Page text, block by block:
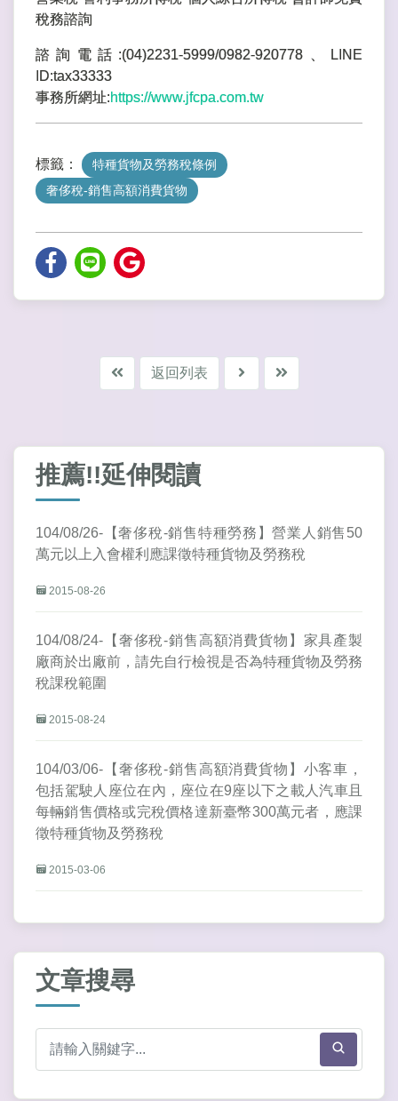
稅務諮詢
諮詢電話:(04)2231-5999/0982-920778、LINE
ID:tax33333
事務所網址:https://www.jfcpa.com.tw
標籤：
特種貨物及勞務稅條例
奢侈稅-銷售高額消費貨物
返回列表
推薦!!延伸閱讀
104/08/26-【奢侈稅-銷售特種勞務】營業人銷售50
萬元以上入會權利應課徵特種貨物及勞務稅
2015-08-26
104/08/24-【奢侈稅-銷售高額消費貨物】家具產製
廠商於出廠前，請先自行檢視是否為特種貨物及勞務
稅課稅範圍
2015-08-24
104/03/06-【奢侈稅-銷售高額消費貨物】小客車，
包括駕駛人座位在內，座位在9座以下之載人汽車且
每輛銷售價格或完稅價格達新臺幣300萬元者，應課
徵特種貨物及勞務稅
2015-03-06
文章搜尋